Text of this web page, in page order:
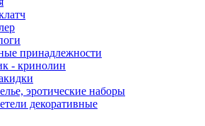
принадлежности
- кринолин
эротические наборы
декоративные